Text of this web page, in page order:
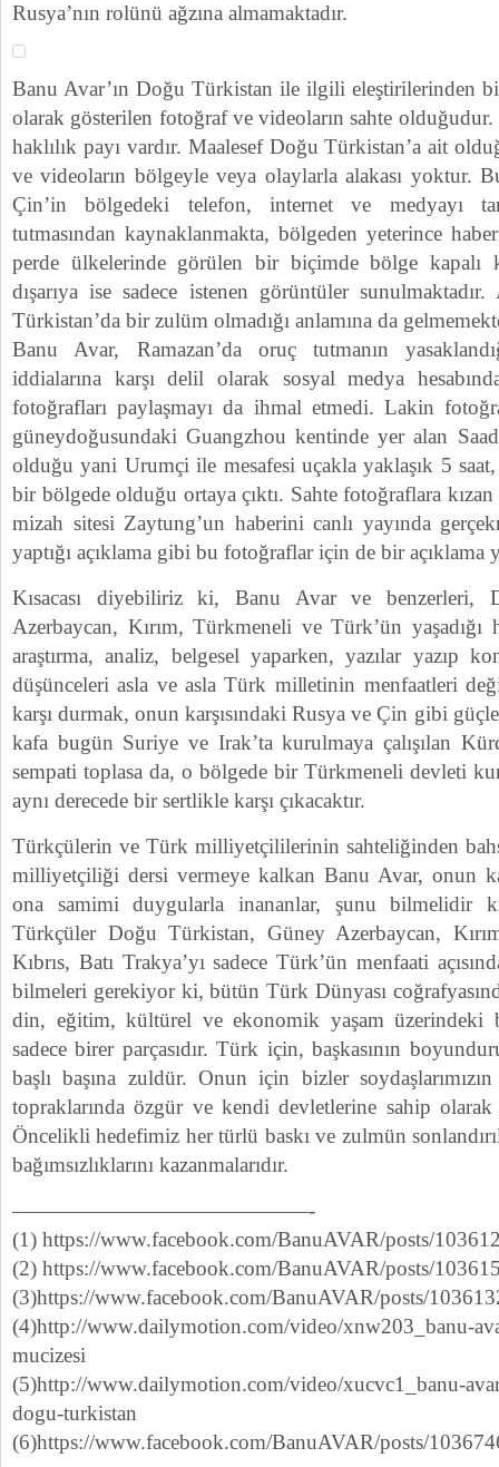
Rusya’nın rolünü ağzına almamaktadır.
Banu Avar’ın Doğu Türkistan ile ilgili eleştirilerinden
olarak gösterilen fotoğraf ve videoların sahte
haklılık payı vardır. Maalesef Doğu Türkistan’a ait
ve videoların bölgeyle veya olaylarla alakası yoktur.
Çin’in bölgedeki telefon, internet ve medyayı
tutmasından kaynaklanmakta, bölgeden yeterince
perde ülkelerinde görülen bir biçimde bölge kapalı
dışarıya ise sadece istenen görüntüler
Türkistan’da bir zulüm olmadığı anlamına da
Banu Avar, Ramazan’da oruç tutmanın
iddialarına karşı delil olarak sosyal medya
fotoğrafları paylaşmayı da ihmal etmedi. Lakin
güneydoğusundaki Guangzhou kentinde yer alan
olduğu yani Urumçi ile mesafesi uçakla yaklaşık 5
bir bölgede olduğu ortaya çıktı. Sahte fotoğraflara kızan
mizah sitesi Zaytung’un haberini canlı yayında
yaptığı açıklama gibi bu fotoğraflar için de bir açıklama
Kısacası diyebiliriz ki, Banu Avar ve benzerleri,
Azerbaycan, Kırım, Türkmeneli ve Türk’ün
araştırma, analiz, belgesel yaparken, yazılar yazıp
düşünceleri asla ve asla Türk milletinin menfaatleri
karşı durmak, onun karşısındaki Rusya ve Çin gibi
kafa bugün Suriye ve Irak’ta kurulmaya çalışılan
sempati toplasa da, o bölgede bir Türkmeneli devleti
aynı derecede bir sertlikle karşı çıkacaktır.
Türkçülerin ve Türk milliyetçililerinin sahteliğinden
milliyetçiliği dersi vermeye kalkan Banu Avar, onun
ona samimi duygularla inananlar, şunu
Türkçüler Doğu Türkistan, Güney Azerbaycan,
Kıbrıs, Batı Trakya’yı sadece Türk’ün menfaati
bilmeleri gerekiyor ki, bütün Türk Dünyası
din, eğitim, kültürel ve ekonomik yaşam üzerindeki
sadece birer parçasıdır. Türk için, başkasının
başlı başına zuldür. Onun için bizler
topraklarında özgür ve kendi devletlerine sahip olarak
Öncelikli hedefimiz her türlü baskı ve zulmün
bağımsızlıklarını kazanmalarıdır.
——————————————-
(1) https://www.facebook.com/BanuAVAR/posts/
(2) https://www.facebook.com/BanuAVAR/posts/
(3)https://www.facebook.com/BanuAVAR/posts/
(4)http://www.dailymotion.com/video/xnw203_banu-
mucizesi
(5)http://www.dailymotion.com/video/xucvc1_banu-
dogu-turkistan
(6)https://www.facebook.com/BanuAVAR/posts/